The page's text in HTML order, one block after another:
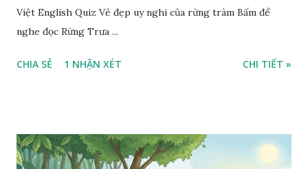
Việt English Quiz Vẻ đẹp uy nghi của rừng tràm Bấm để
nghe đọc Rừng Trưa ...
CHIA SẺ 1 NHẬN XÉT CHI TIẾT »